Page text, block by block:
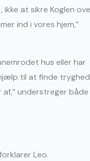
at sikre Koglen
ind i vores hjem,”
hus eller har
til at finde
understreger både
Leo.